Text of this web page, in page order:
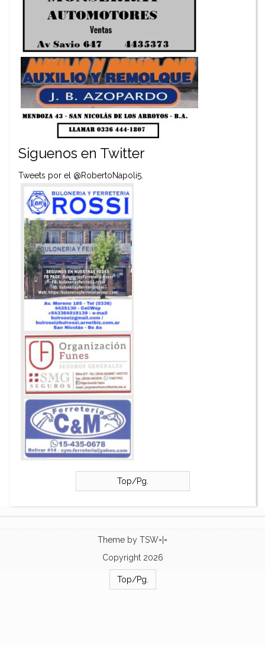
Siguenos en Twitter
Tweets por el @RobertoNapoli5.
Top/Pg.
Theme by TSW=|=
Copyright 2026
Top/Pg.